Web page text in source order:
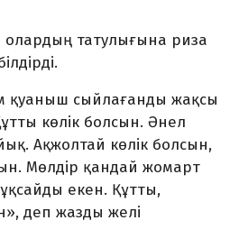
татулығына риза
қуаныш сыйлағанды жақсы
көлік болсын. Әнел
Ақжолтай көлік болсын,
Мөлдір қандай жомарт
ұқсайды екен. Құтты,
деп жазды желі